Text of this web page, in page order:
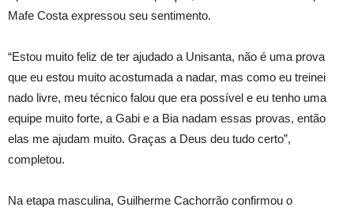
Mafe Costa expressou seu sentimento.
“Estou muito feliz de ter ajudado a Unisanta, não é uma prova
que eu estou muito acostumada a nadar, mas como eu treinei
nado livre, meu técnico falou que era possível e eu tenho uma
equipe muito forte, a Gabi e a Bia nadam essas provas, então
elas me ajudam muito. Graças a Deus deu tudo certo”,
completou.
Na etapa masculina, Guilherme Cachorrão confirmou o